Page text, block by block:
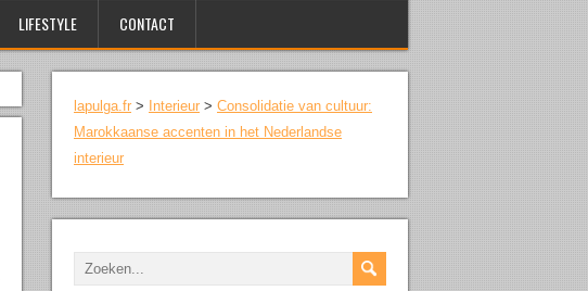
LIFESTYLE CONTACT
lapulga.fr > Interieur > Consolidatie van cultuur:
Marokkaanse accenten in het Nederlandse
interieur